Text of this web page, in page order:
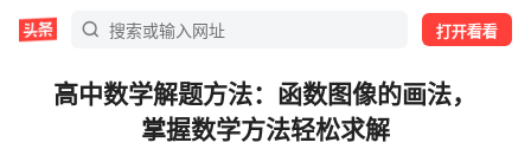
打开看看
高中数学解题方法：函数图像的画法，
掌握数学方法轻松求解